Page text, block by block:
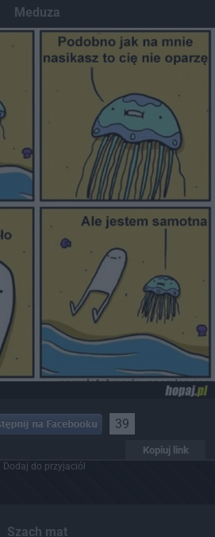
Meduza
39
Kopiuj link
Dodaj do przyjaciół
Szach mat